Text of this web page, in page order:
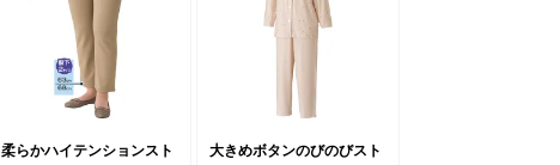
柔らかハイテンションスト
大きめボタンのびのびスト